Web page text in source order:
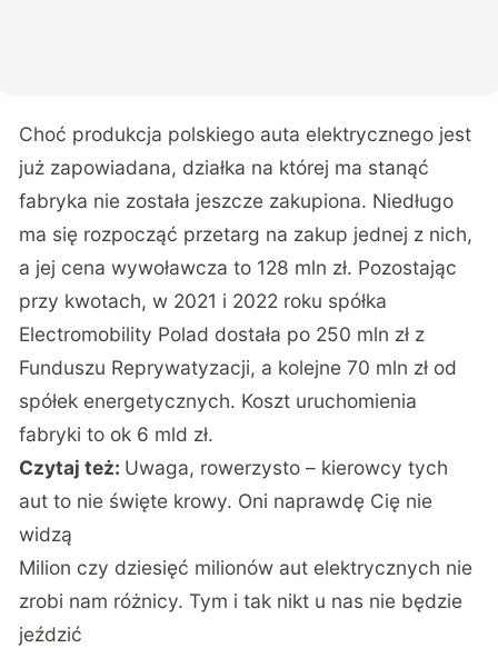
Choć produkcja polskiego auta elektrycznego jest
już zapowiadana, działka na której ma stanąć
fabryka nie została jeszcze zakupiona. Niedługo
ma się rozpocząć przetarg na zakup jednej z nich,
a jej cena wywoławcza to 128 mln zł. Pozostając
przy kwotach, w 2021 i 2022 roku spółka
Electromobility Polad dostała po 250 mln zł z
Funduszu Reprywatyzacji, a kolejne 70 mln zł od
spółek energetycznych. Koszt uruchomienia
fabryki to ok 6 mld zł.
Czytaj też: Uwaga, rowerzysto – kierowcy tych
aut to nie święte krowy. Oni naprawdę Cię nie
widzą
Milion czy dziesięć milionów aut elektrycznych nie
zrobi nam różnicy. Tym i tak nikt u nas nie będzie
jeździć